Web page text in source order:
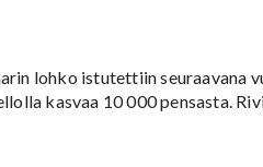
lohko istutettiin seuraavana
kasvaa 10 000 pensasta.